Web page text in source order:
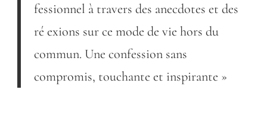
fessionnel à travers des anecdotes et des
ré exions sur ce mode de vie hors du
commun. Une confession sans
compromis, touchante et inspirante »